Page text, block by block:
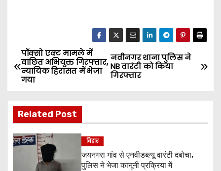
P
o
t
n
नवीनगर थाना पुलिस ने
NB वारंटी को किया
गिरफ्तार
पॉक्सो एक्ट मामले में
वांछित अभियुक्त गिरफ्तार,
न्यायिक हिरासत में भेजा
गया
Related Post
बिहार
जयनगरा गांव से एनवीडब्ल्यू वारंटी दबोचा,
पुलिस ने भेजा कानूनी प्रक्रिया में